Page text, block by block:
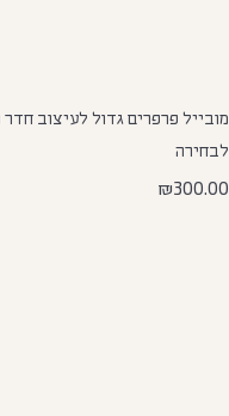
מובייל פרפרים גדול לעיצוב
לבחירה
₪300.00